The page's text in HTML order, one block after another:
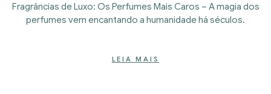
Fragrâncias de Luxo: Os Perfumes Mais Caros – A magia dos
perfumes vem encantando a humanidade há séculos.
LEIA MAIS